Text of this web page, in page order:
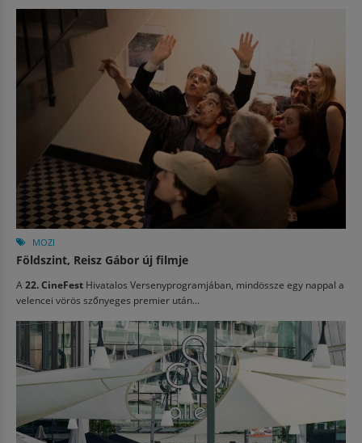
MOZI
Földszint, Reisz Gábor új filmje
A 22. CineFest Hivatalos Versenyprogramjában, mindössze egy nappal a
velencei vörös szőnyeges premier után...